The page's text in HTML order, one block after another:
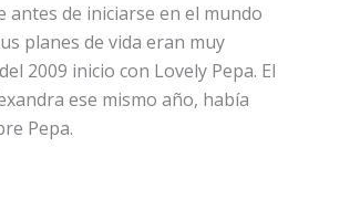
de iniciarse en el mundo
planes de vida eran muy
2009 inicio con Lovely Pepa. El
ese mismo año, había
Pepa.